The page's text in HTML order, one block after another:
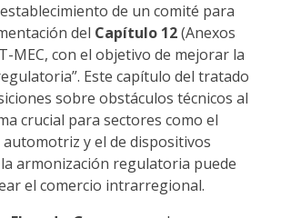
de un comité para
del Capítulo 12(Anexos
MEC, con el objetivo de mejorar la
Este capítulo del tratado
sobre obstáculos técnicos al
crucial para sectores como el
y el de dispositivos
armonización regulatoria puede
el comercio intrarregional.